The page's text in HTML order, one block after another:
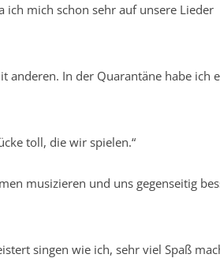
ich mich schon sehr auf unsere Lieder
anderen. In der Quarantäne habe ich
toll, die wir spielen.“
musizieren und uns gegenseitig
singen wie ich, sehr viel Spaß